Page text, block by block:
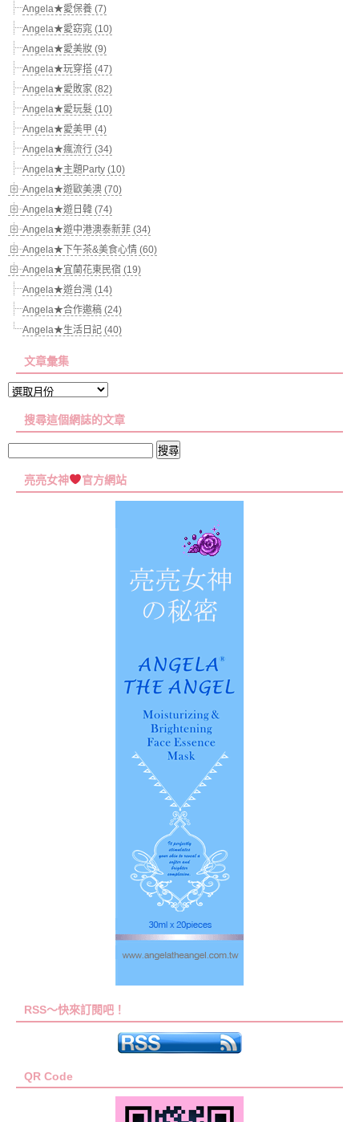
Angela★愛保養 (7)
Angela★愛窈窕 (10)
Angela★愛美妝 (9)
Angela★玩穿搭 (47)
Angela★愛敗家 (82)
Angela★愛玩髮 (10)
Angela★愛美甲 (4)
Angela★瘋流行 (34)
Angela★主題Party (10)
Angela★遊歐美澳 (70)
Angela★遊日韓 (74)
Angela★遊中港澳泰新菲 (34)
Angela★下午茶&美食心情 (60)
Angela★宜蘭花東民宿 (19)
Angela★遊台灣 (14)
Angela★合作邀稿 (24)
Angela★生活日記 (40)
文章彙集
文
彙
搜尋這個網誌的文章
關
亮亮女神 官方網站
RSS～快來訂閱吧！
QR Code